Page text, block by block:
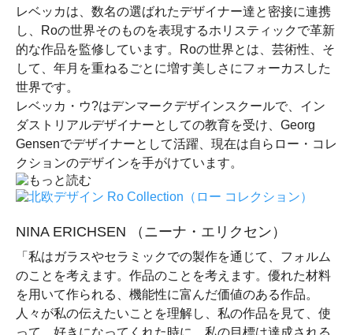
レベッカは、数名の選ばれたデザイナー達と密接に連携
し、Roの世界そのものを表現するホリスティックで革新
的な作品を監修しています。Roの世界とは、芸術性、そ
して、年月を重ねるごとに増す美しさにフォーカスした
世界です。
レベッカ・ウ?はデンマークデザインスクールで、イン
ダストリアルデザイナーとしての教育を受け、Georg
Gensenでデザイナーとして活躍、現在は自らロー・コレ
クションのデザインを手がけています。
NINA ERICHSEN （ニーナ・エリクセン）
「私はガラスやセラミックでの製作を通じて、フォルム
のことを考えます。作品のことを考えます。優れた材料
を用いて作られる、機能性に富んだ価値のある作品。
人々が私の伝えたいことを理解し、私の作品を見て、使
って、好きになってくれた時に、私の目標は達成される